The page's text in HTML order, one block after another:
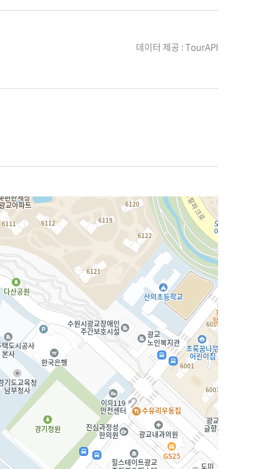
데이터 제공 : TourAPI